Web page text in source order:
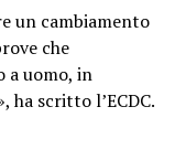
un cambiamento
che
a uomo, in
ha scritto l’ECDC.